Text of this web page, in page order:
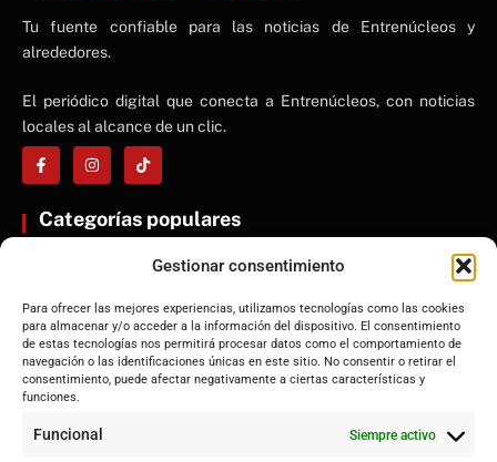
Gestionar consentimiento
Para ofrecer las mejores experiencias, utilizamos tecnologías como las cookies
para almacenar y/o acceder a la información del dispositivo. El consentimiento
de estas tecnologías nos permitirá procesar datos como el comportamiento de
navegación o las identificaciones únicas en este sitio. No consentir o retirar el
consentimiento, puede afectar negativamente a ciertas características y
funciones.
Funcional Siempre activo
NE
NEWS ELEMENTOR
Tu fuente confiable para las noticias de Entrenúcleos y
alrededores.
El periódico digital que conecta a Entrenúcleos, con noticias
locales al alcance de un clic.
Categorías populares
Sevilla
Andalucía
Internacional
Tecnología
Cultura y ocio